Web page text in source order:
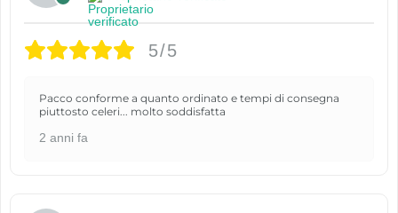
5/5
Pacco conforme a quanto ordinato e tempi di consegna
piuttosto celeri... molto soddisfatta
2 anni fa